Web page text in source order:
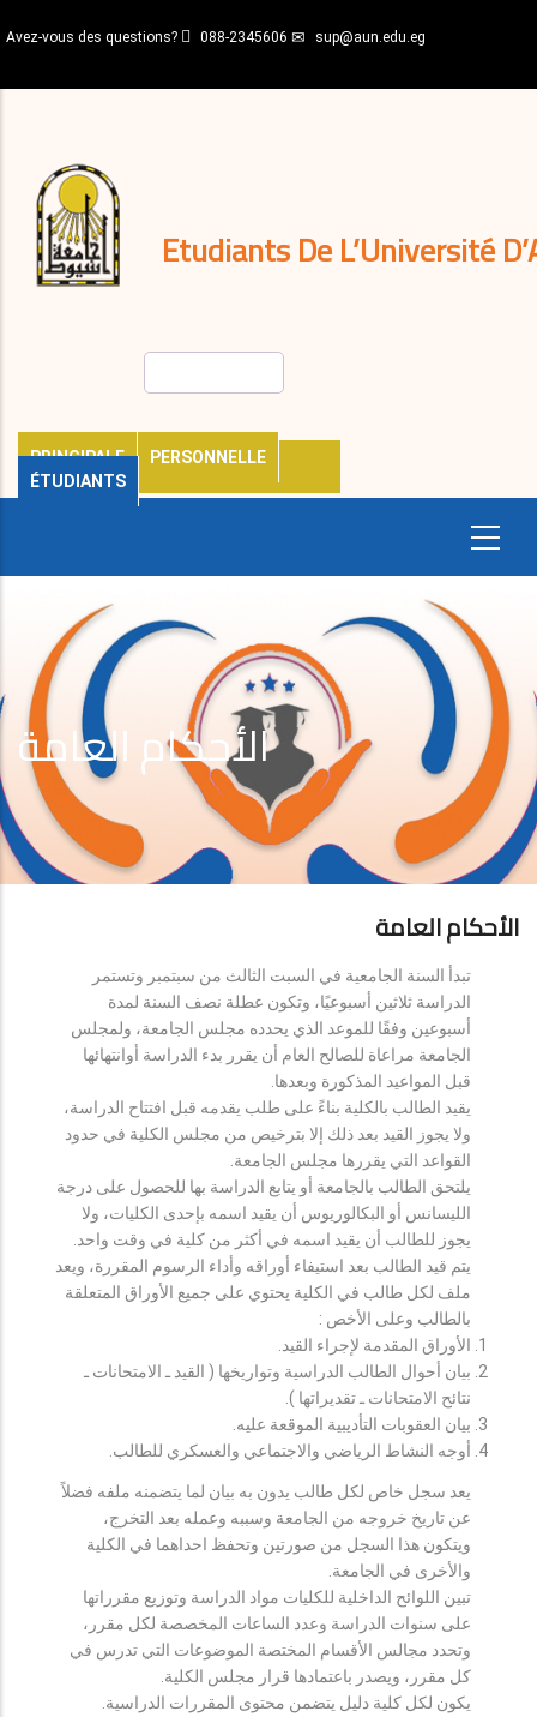
au
principal
Avez-vous des questions? 088-2345606 sup@aun.edu.eg
Etudiants De L’Université
PRINCIPALE
PERSONNELLE
ÉTUDIANTS
décisions
Expatriés
Journal
الأحكام العامة
الأحكام العامة
تبدأ السنة الجامعية في السبت الثالث من سبتمبر وتستمر
الدراسة ثلاثين أسبوعيًا، وتكون عطلة نصف السنة لمدة
أسبوعين وفقًا للموعد الذي يحدده مجلس الجامعة، ولمجلس
الجامعة مراعاة للصالح العام أن يقرر بدء الدراسة أوانتهائها
قبل المواعيد المذكورة وبعدها.
يقيد الطالب بالكلية بناءً على طلب يقدمه قبل افتتاح الدراسة،
ولا يجوز القيد بعد ذلك إلا بترخيص من مجلس الكلية في حدود
القواعد التي يقررها مجلس الجامعة.
يلتحق الطالب بالجامعة أو يتابع الدراسة بها للحصول على درجة
الليسانس أو البكالوريوس أن يقيد اسمه بإحدى الكليات، ولا
يجوز للطالب أن يقيد اسمه في أكثر من كلية في وقت واحد.
يتم قيد الطالب بعد استيفاء أوراقه وأداء الرسوم المقررة، ويعد
ملف لكل طالب في الكلية يحتوي على جميع الأوراق المتعلقة
بالطالب وعلى الأخص :
الأوراق المقدمة لإجراء القيد.
بيان أحوال الطالب الدراسية وتواريخها ( القيد ـ الامتحانات ـ
نتائح الامتحانات ـ تقديراتها ).
بيان العقوبات التأديبية الموقعة عليه.
أوجه النشاط الرياضي والاجتماعي والعسكري للطالب.
يعد سجل خاص لكل طالب يدون به بيان لما يتضمنه ملفه فضلاً
عن تاريخ خروجه من الجامعة وسببه وعمله بعد التخرج،
ويتكون هذا السجل من صورتين وتحفظ احداهما في الكلية
والأخرى في الجامعة.
تبين اللوائح الداخلية للكليات مواد الدراسة وتوزيع مقرراتها
على سنوات الدراسة وعدد الساعات المخصصة لكل مقرر،
وتحدد مجالس الأقسام المختصة الموضوعات التي تدرس في
كل مقرر، ويصدر باعتمادها قرار مجلس الكلية.
يكون لكل كلية دليل يتضمن محتوى المقررات الدراسية.